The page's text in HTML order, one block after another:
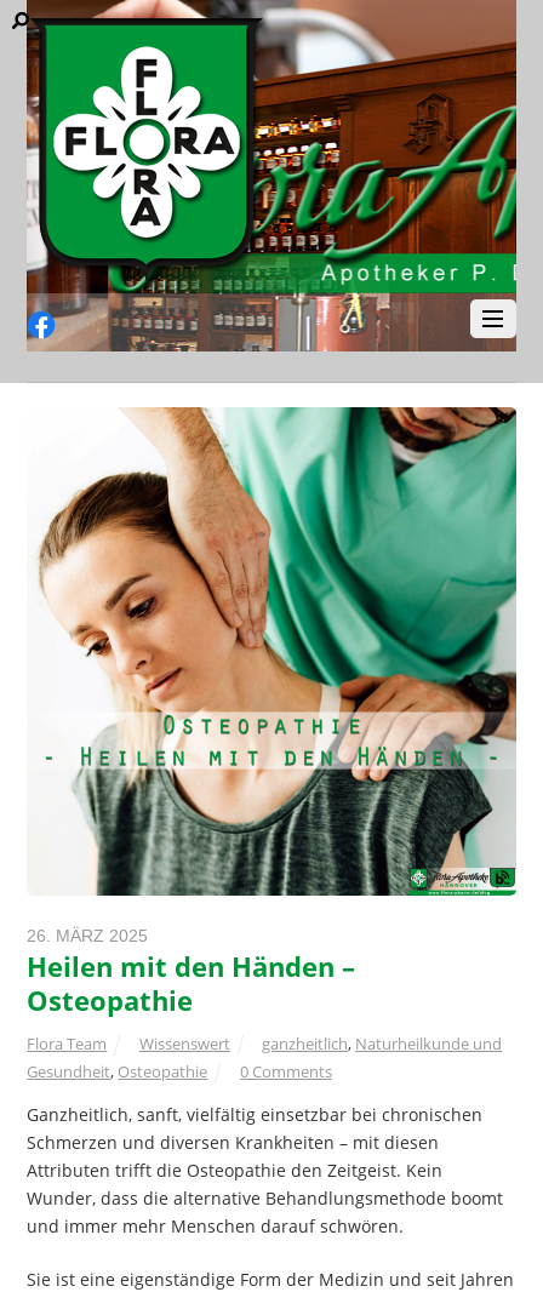
Facebook
26. MÄRZ 2025
Heilen mit den Händen –
Osteopathie
Flora Team Wissenswert ganzheitlich, Naturheilkunde und
Gesundheit, Osteopathie 0 Comments
Ganzheitlich, sanft, vielfältig einsetzbar bei chronischen
Schmerzen und diversen Krankheiten – mit diesen
Attributen trifft die Osteopathie den Zeitgeist. Kein
Wunder, dass die alternative Behandlungsmethode boomt
und immer mehr Menschen darauf schwören.
Sie ist eine eigenständige Form der Medizin und seit Jahren